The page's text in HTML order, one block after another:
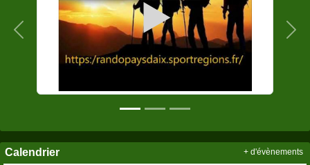
Précedent
Calendrier + d'évènements